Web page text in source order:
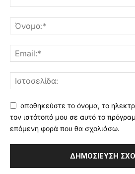
αποθηκεύστε το όνομα, το
τον ιστότοπό μου σε αυτό το
επόμενη φορά που θα σχολιάσω.